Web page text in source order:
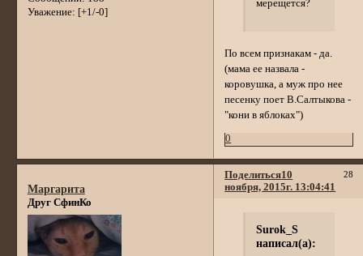
Уважение: [+1/-0]
мерещется?
По всем признакам - да.
(мама ее назвала -
коровушка, а муж про нее
песенку поет В.Салтыкова -
"кони в яблоках")
0
Поделиться 28
10
ноября, 2015г. 13:04:41
Маргарита
Друг СфинКо
Surok_S
написал(а):